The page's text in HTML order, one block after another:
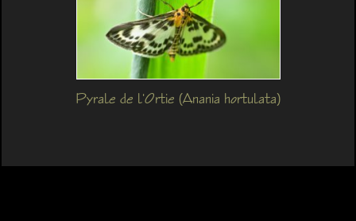
Pyrale de l'Ortie (Anania hortulata)